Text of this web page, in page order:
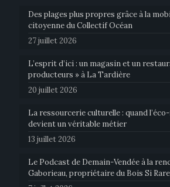
Des plages plus propres grâce à la
citoyenne du Collectif Océan
27 juillet 2026
L’esprit d’ici : un magasin et un
producteurs » à La Tardière
20 juillet 2026
La ressourcerie culturelle : quand
devient un véritable métier
13 juillet 2026
Le Podcast de Demain-Vendée à la
Gaborieau, propriétaire du Bois Si Rare